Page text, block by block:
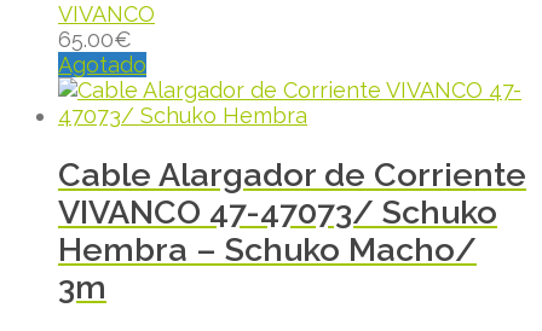
VIVANCO
65.00€
Agotado
Cable Alargador de Corriente
VIVANCO 47-47073/ Schuko
Hembra – Schuko Macho/
3m